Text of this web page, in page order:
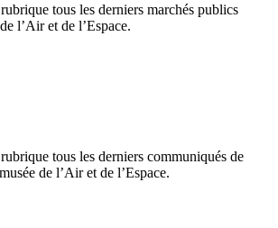
tous les derniers marchés publics
l’Air et de l’Espace.
tous les derniers communiqués de
de l’Air et de l’Espace.